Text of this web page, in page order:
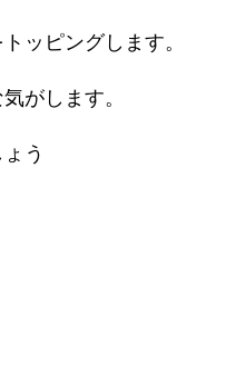
ッピングします。
がします。
う